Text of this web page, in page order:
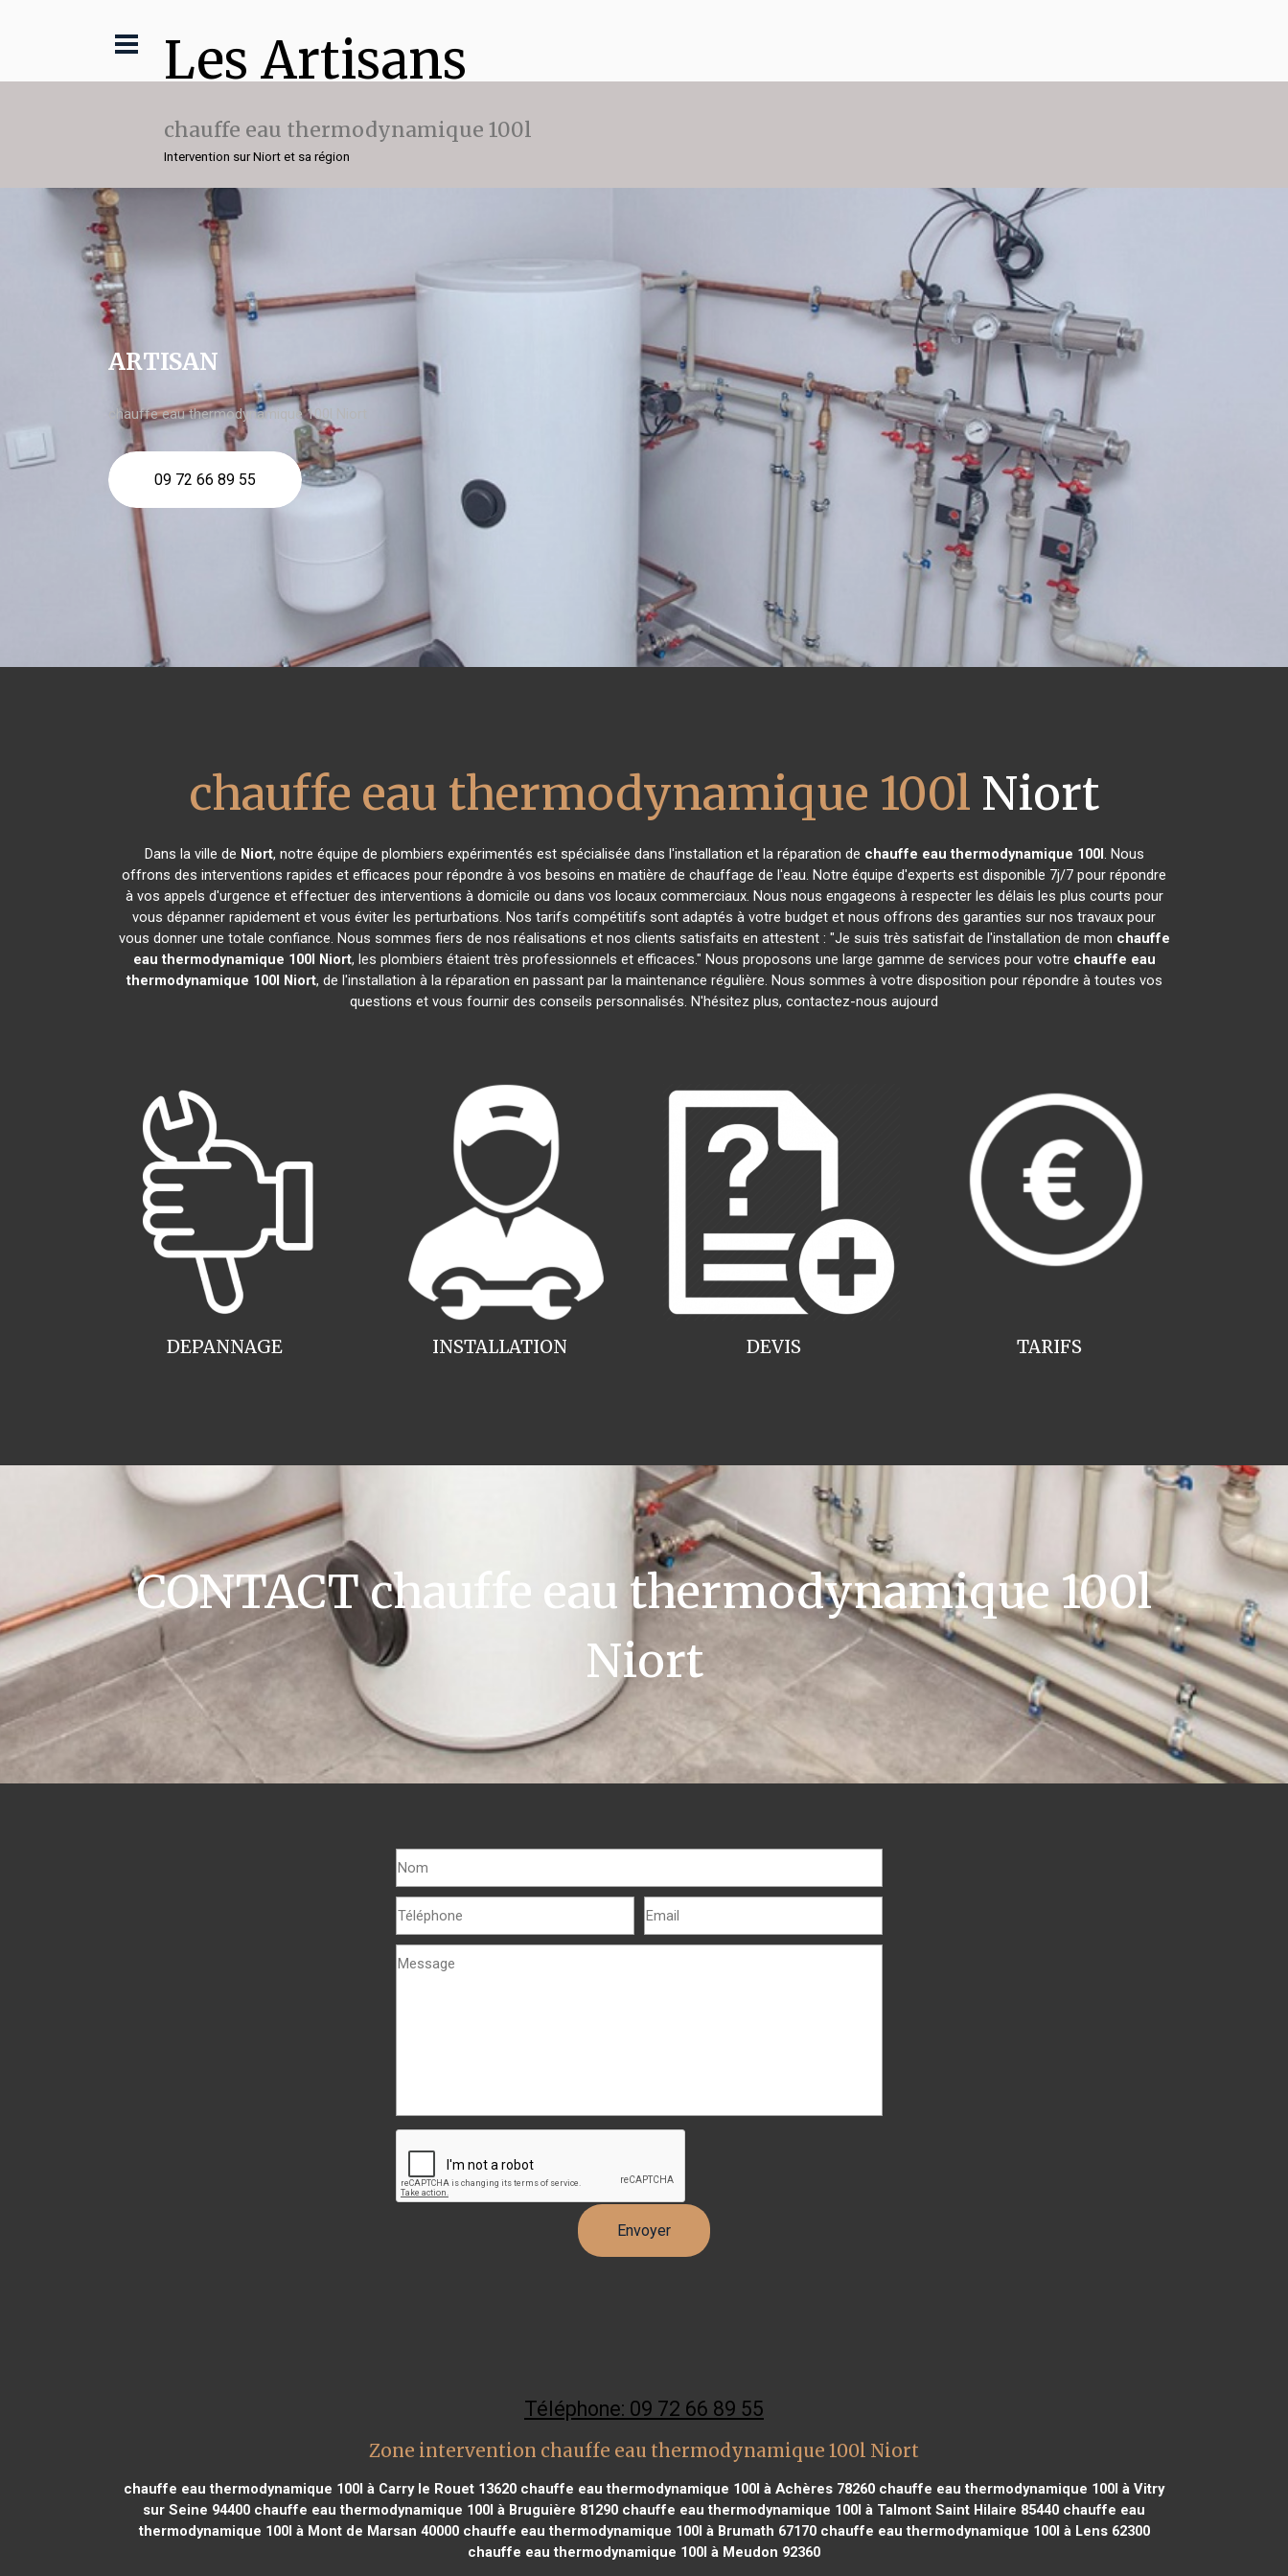
Les Artisans
chauffe eau thermodynamique 100l
Intervention sur Niort et sa région
ARTISAN
chauffe eau thermodynamique 100l Niort
09 72 66 89 55
chauffe eau thermodynamique 100l Niort
Dans la ville de Niort, notre équipe de plombiers expérimentés est spécialisée dans l'installation et la réparation de chauffe eau thermodynamique 100l. Nous
offrons des interventions rapides et efficaces pour répondre à vos besoins en matière de chauffage de l'eau. Notre équipe d'experts est disponible 7j/7 pour répondre
à vos appels d'urgence et effectuer des interventions à domicile ou dans vos locaux commerciaux. Nous nous engageons à respecter les délais les plus courts pour
vous dépanner rapidement et vous éviter les perturbations. Nos tarifs compétitifs sont adaptés à votre budget et nous offrons des garanties sur nos travaux pour
vous donner une totale confiance. Nous sommes fiers de nos réalisations et nos clients satisfaits en attestent : "Je suis très satisfait de l'installation de mon chauffe
eau thermodynamique 100l Niort, les plombiers étaient très professionnels et efficaces." Nous proposons une large gamme de services pour votre chauffe eau
thermodynamique 100l Niort, de l'installation à la réparation en passant par la maintenance régulière. Nous sommes à votre disposition pour répondre à toutes vos
questions et vous fournir des conseils personnalisés. N'hésitez plus, contactez-nous aujourd
INSTALLATION
DEPANNAGE TARIFS
DEVIS
CONTACT chauffe eau thermodynamique 100l
Niort
Téléphone: 09 72 66 89 55
Zone intervention chauffe eau thermodynamique 100l Niort
chauffe eau thermodynamique 100l à Carry le Rouet 13620 chauffe eau thermodynamique 100l à Achères 78260 chauffe eau thermodynamique 100l à Vitry
sur Seine 94400 chauffe eau thermodynamique 100l à Bruguière 81290 chauffe eau thermodynamique 100l à Talmont Saint Hilaire 85440 chauffe eau
thermodynamique 100l à Mont de Marsan 40000chauffe eau thermodynamique 100l à Brumath 67170chauffe eau thermodynamique 100l à Lens 62300
chauffe eau thermodynamique 100l à Meudon 92360